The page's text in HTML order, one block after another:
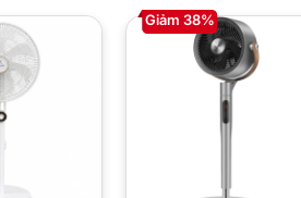
Giảm 38%